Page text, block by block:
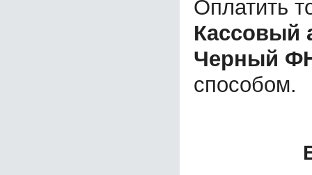
Оплатить
Кассовый
Черный
способом.